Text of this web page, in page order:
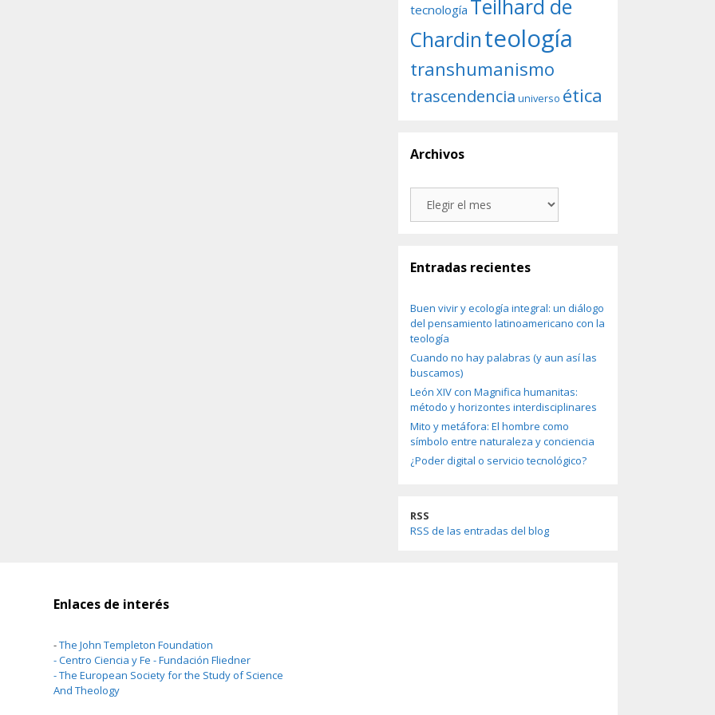
tecnología Teilhard de
Chardinteología
transhumanismo
trascendencia universo ética
Archivos
Entradas recientes
Buen vivir y ecología integral: un diálogo
del pensamiento latinoamericano con la
teología
Cuando no hay palabras (y aun así las
buscamos)
León XIV con Magnifica humanitas:
método y horizontes interdisciplinares
Mito y metáfora: El hombre como
símbolo entre naturaleza y conciencia
¿Poder digital o servicio tecnológico?
RSS
RSS de las entradas del blog
Enlaces de interés
-The John Templeton Foundation
-Centro Ciencia y Fe - Fundación Fliedner
-The European Society for the Study of Science
And Theology